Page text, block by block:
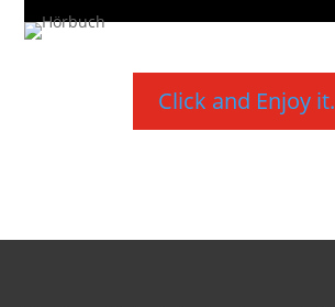
Click and Enjoy it.